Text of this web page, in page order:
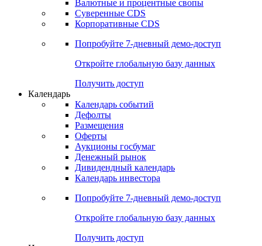
Валютные и процентные свопы
Суверенные CDS
Корпоративные CDS
Попробуйте 7-дневный демо-доступ
Откройте глобальную базу данных
Получить доступ
Календарь
Календарь событий
Дефолты
Размещения
Оферты
Аукционы госбумаг
Денежный рынок
Дивидендный календарь
Календарь инвестора
Попробуйте 7-дневный демо-доступ
Откройте глобальную базу данных
Получить доступ